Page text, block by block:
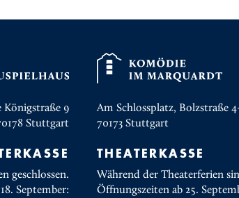
Königstraße 9
Stuttgart
geschlossen.
September:
Am Schlossplatz, Bolzstraße
70173 Stuttgart
THEATERKASSE
Während der Theaterferien
Öffnungszeiten ab 25.